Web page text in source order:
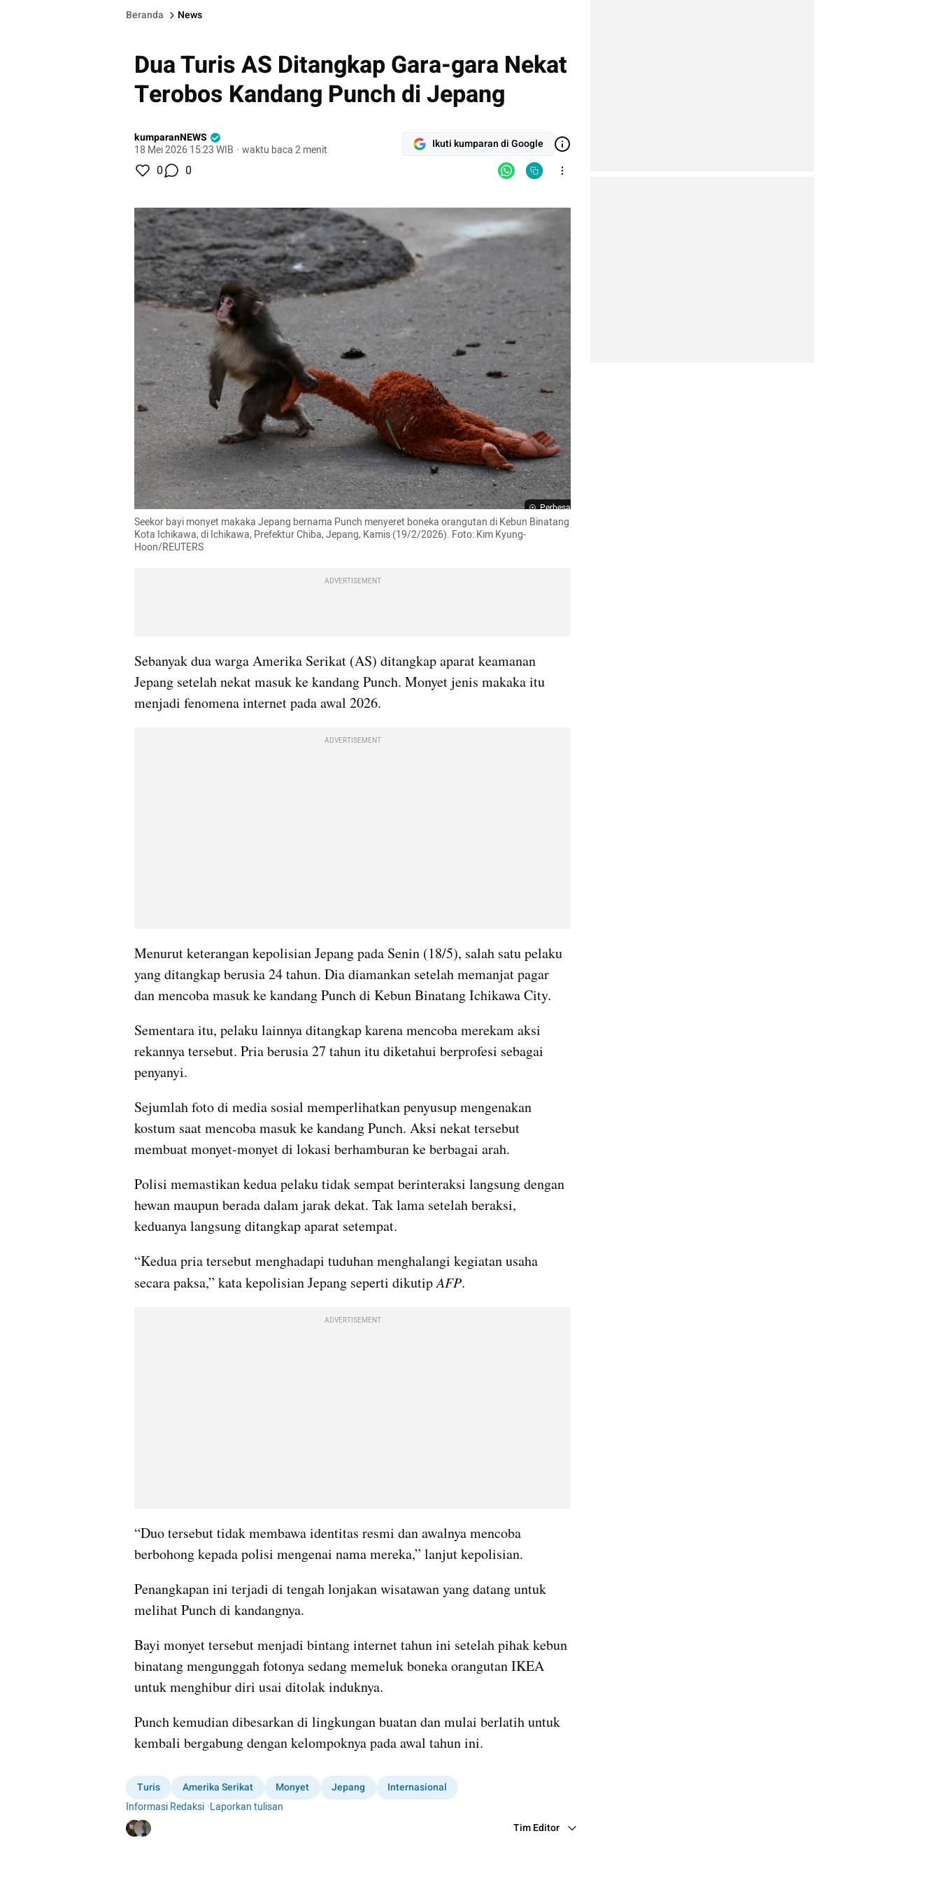
Beranda News
Dua Turis AS Ditangkap Gara-gara Nekat
Terobos Kandang Punch di Jepang
kumparanNEWS
18 Mei 2026 15:23 WIB · waktu baca 2 menit Ikuti kumparan di Google
0 0
Perbesar
Seekor bayi monyet makaka Jepang bernama Punch menyeret boneka orangutan di Kebun Binatang
Kota Ichikawa, di Ichikawa, Prefektur Chiba, Jepang, Kamis (19/2/2026). Foto: Kim Kyung-
Hoon/REUTERS
ADVERTISEMENT
Sebanyak dua warga Amerika Serikat (AS) ditangkap aparat keamanan
Jepang setelah nekat masuk ke kandang Punch. Monyet jenis makaka itu
menjadi fenomena internet pada awal 2026.
ADVERTISEMENT
Menurut keterangan kepolisian Jepang pada Senin (18/5), salah satu pelaku
yang ditangkap berusia 24 tahun. Dia diamankan setelah memanjat pagar
dan mencoba masuk ke kandang Punch di Kebun Binatang Ichikawa City.
Sementara itu, pelaku lainnya ditangkap karena mencoba merekam aksi
rekannya tersebut. Pria berusia 27 tahun itu diketahui berprofesi sebagai
penyanyi.
Sejumlah foto di media sosial memperlihatkan penyusup mengenakan
kostum saat mencoba masuk ke kandang Punch. Aksi nekat tersebut
membuat monyet-monyet di lokasi berhamburan ke berbagai arah.
Polisi memastikan kedua pelaku tidak sempat berinteraksi langsung dengan
hewan maupun berada dalam jarak dekat. Tak lama setelah beraksi,
keduanya langsung ditangkap aparat setempat.
“Kedua pria tersebut menghadapi tuduhan menghalangi kegiatan usaha
secara paksa,” kata kepolisian Jepang seperti dikutip AFP.
ADVERTISEMENT
“Duo tersebut tidak membawa identitas resmi dan awalnya mencoba
berbohong kepada polisi mengenai nama mereka,” lanjut kepolisian.
Penangkapan ini terjadi di tengah lonjakan wisatawan yang datang untuk
melihat Punch di kandangnya.
Bayi monyet tersebut menjadi bintang internet tahun ini setelah pihak kebun
binatang mengunggah fotonya sedang memeluk boneka orangutan IKEA
untuk menghibur diri usai ditolak induknya.
Punch kemudian dibesarkan di lingkungan buatan dan mulai berlatih untuk
kembali bergabung dengan kelompoknya pada awal tahun ini.
Turis Amerika Serikat Monyet Jepang
Internasional
Informasi Redaksi ·Laporkan tulisan
Tim Editor